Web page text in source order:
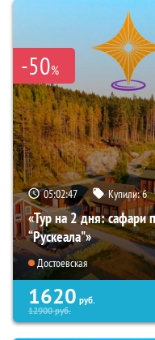
-50%
05:02:46 Купили:6
«Тур на 2 дня: сафари
“Рускеала"»
Достоевская
1620 руб.
12900руб.